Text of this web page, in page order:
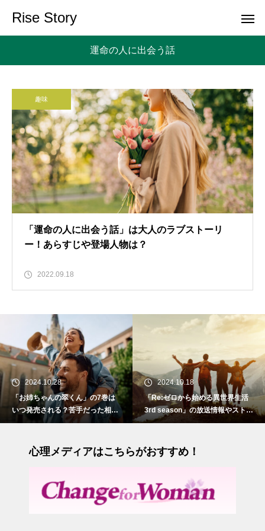
Rise Story
運命の人に出会う話
趣味
「運命の人に出会う話」は大人のラブストーリ
ー！あらすじや登場人物は？
2022.09.18
2024.10.28
「お姉ちゃんの翠くん」の7巻は
いつ発売される？苦手だった相手
との切ない初恋
2024.10.18
「Re:ゼロから始める異世界生活
3rd season」の放送情報やストー
リーについて
心理メディアはこちらがおすすめ！